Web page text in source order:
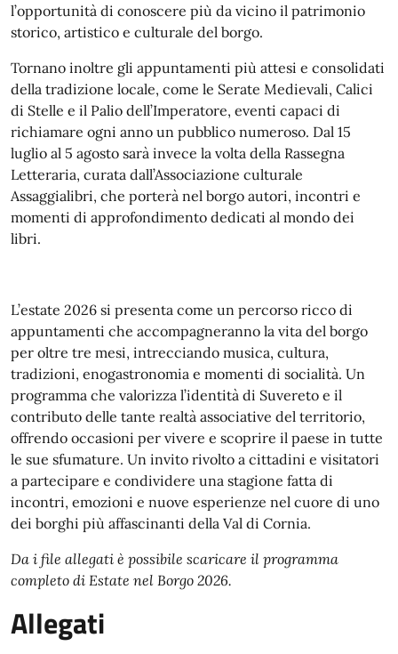
l’opportunità di conoscere più da vicino il patrimonio
storico, artistico e culturale del borgo.
Tornano inoltre gli appuntamenti più attesi e consolidati
della tradizione locale, come le Serate Medievali, Calici
di Stelle e il Palio dell’Imperatore, eventi capaci di
richiamare ogni anno un pubblico numeroso. Dal 15
luglio al 5 agosto sarà invece la volta della Rassegna
Letteraria, curata dall’Associazione culturale
Assaggialibri, che porterà nel borgo autori, incontri e
momenti di approfondimento dedicati al mondo dei
libri.
L’estate 2026 si presenta come un percorso ricco di
appuntamenti che accompagneranno la vita del borgo
per oltre tre mesi, intrecciando musica, cultura,
tradizioni, enogastronomia e momenti di socialità. Un
programma che valorizza l’identità di Suvereto e il
contributo delle tante realtà associative del territorio,
offrendo occasioni per vivere e scoprire il paese in tutte
le sue sfumature. Un invito rivolto a cittadini e visitatori
a partecipare e condividere una stagione fatta di
incontri, emozioni e nuove esperienze nel cuore di uno
dei borghi più affascinanti della Val di Cornia.
Da i file allegati è possibile scaricare il programma
completo di Estate nel Borgo 2026.
Allegati